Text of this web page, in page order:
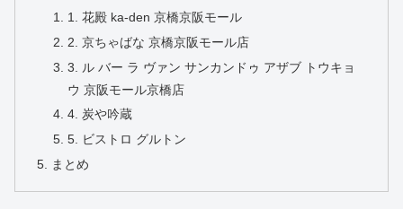
1. 花殿 ka-den 京橋京阪モール
2. 京ちゃばな 京橋京阪モール店
3. ル バー ラ ヴァン サンカンドゥ アザブ トウキョ
ウ 京阪モール京橋店
4. 炭や吟蔵
5. ビストロ グルトン
まとめ